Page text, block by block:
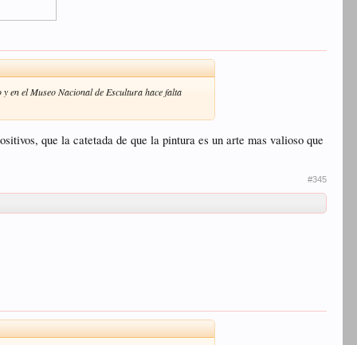
en el Museo Nacional de Escultura hace falta
que la catetada de que la pintura es un arte mas valioso que
#345